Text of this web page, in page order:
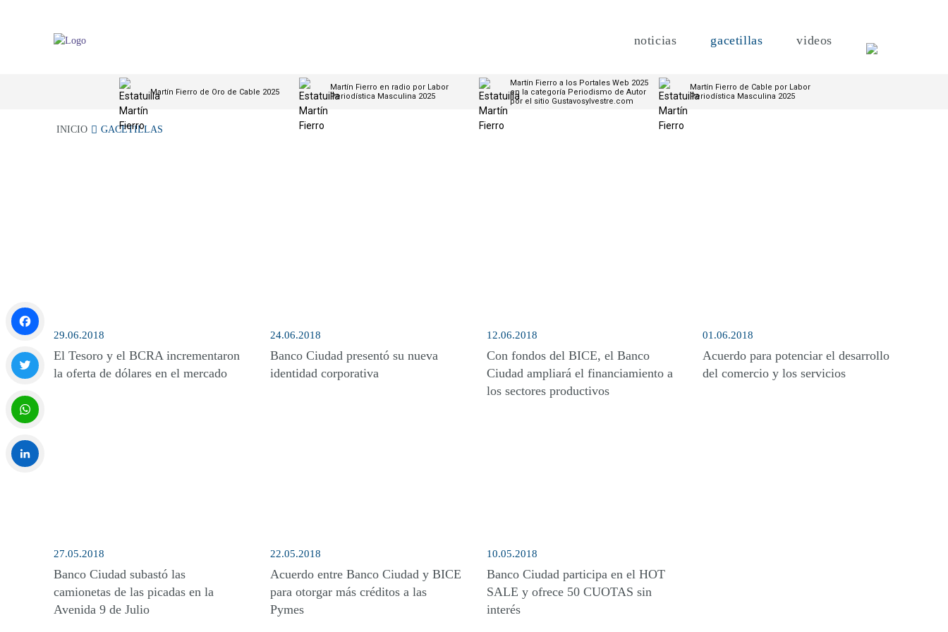
noticias gacetillas videos
Martín Fierro de Oro de Cable 2025
Martín Fierro en radio por Labor
Periodística Masculina 2025
Martín Fierro a los Portales Web 2025
en la categoría Periodismo de Autor
por el sitio Gustavosylvestre.com
Martín Fierro de Cable por Labor
Periodística Masculina 2025
INICIO GACETILLAS
29.06.2018
El Tesoro y el BCRA incrementaron
la oferta de dólares en el mercado
24.06.2018
Banco Ciudad presentó su nueva
identidad corporativa
12.06.2018
Con fondos del BICE, el Banco
Ciudad ampliará el financiamiento a
los sectores productivos
01.06.2018
Acuerdo para potenciar el desarrollo
del comercio y los servicios
27.05.2018
Banco Ciudad subastó las
camionetas de las picadas en la
Avenida 9 de Julio
22.05.2018
Acuerdo entre Banco Ciudad y BICE
para otorgar más créditos a las
Pymes
10.05.2018
Banco Ciudad participa en el HOT
SALE y ofrece 50 CUOTAS sin
interés
Facebook
Twitter
WhatsApp